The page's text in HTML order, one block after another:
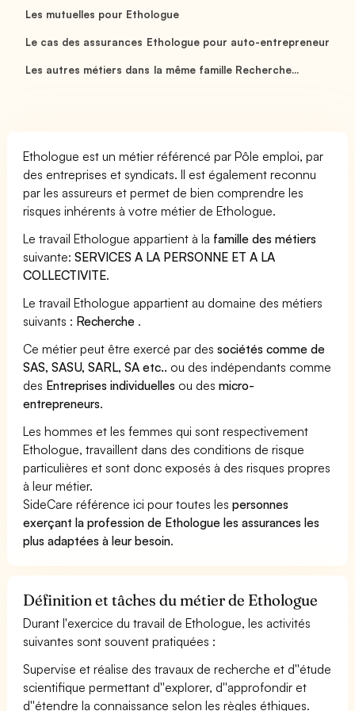
Les mutuelles pour Ethologue
Le cas des assurances Ethologue pour auto-entrepreneur
Les autres métiers dans la même famille Recherche...
Ethologue est un métier référencé par Pôle emploi, par
des entreprises et syndicats. Il est également reconnu
par les assureurs et permet de bien comprendre les
risques inhérents à votre métier de Ethologue.
Le travail Ethologue appartient à la famille des métiers
suivante:SERVICES A LA PERSONNE ET A LA
COLLECTIVITE.
Le travail Ethologue appartient au domaine des métiers
suivants : Recherche .
Ce métier peut être exercé par dessociétés comme de
SAS, SASU, SARL, SA etc.. ou des indépendants comme
des Entreprises individuelles ou desmicro-
entrepreneurs.
Les hommes et les femmes qui sont respectivement
Ethologue, travaillent dans des conditions de risque
particulières et sont donc exposés à des risques propres
à leur métier.
SideCare référence ici pour toutes lespersonnes
exerçant la profession de Ethologue les assurances les
plus adaptées à leur besoin.
Définition et tâches du métier de Ethologue
Durant l'exercice du travail de Ethologue, les activités
suivantes sont souvent pratiquées :
Supervise et réalise des travaux de recherche et d''étude
scientifique permettant d''explorer, d''approfondir et
d''étendre la connaissance selon les règles éthiques.